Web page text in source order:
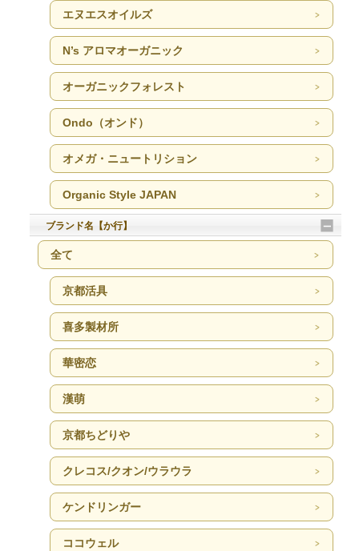
エヌエスオイルズ
N’s アロマオーガニック
オーガニックフォレスト
Ondo（オンド）
オメガ・ニュートリション
Organic Style JAPAN
ブランド名【か行】
全て
京都活具
喜多製材所
華密恋
漢萌
京都ちどりや
クレコス/クオン/ウラウラ
ケンドリンガー
ココウェル